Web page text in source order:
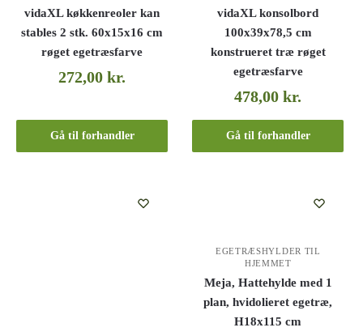
vidaXL køkkenreoler kan
stables 2 stk. 60x15x16 cm
røget egetræsfarve
272,00kr.
Gå til forhandler
vidaXL konsolbord
100x39x78,5 cm
konstrueret træ røget
egetræsfarve
478,00kr.
Gå til forhandler
EGETRÆSHYLDER TIL
HJEMMET
Meja, Hattehylde med 1
plan, hvidolieret egetræ,
H18x115 cm